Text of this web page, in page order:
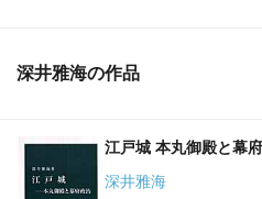
深井雅海の作品
江戸城 本丸御殿と幕
深井雅海